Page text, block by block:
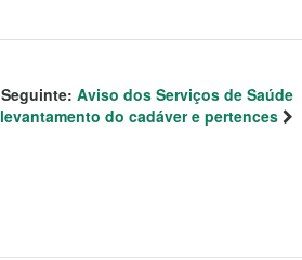
Seguinte: Aviso dos Serviços de Saúde
levantamento do cadáver e pertences